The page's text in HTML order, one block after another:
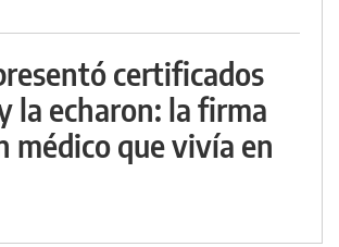
certificados
la echaron: la firma
médico que vivía en